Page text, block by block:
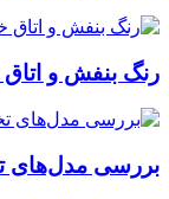
رنگ بنفش و
بررسی مدل‌های